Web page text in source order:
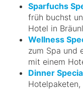
Sparfuchs
früh buchst
Hotel in
Wellness
zum Spa und
mit einem
Dinner